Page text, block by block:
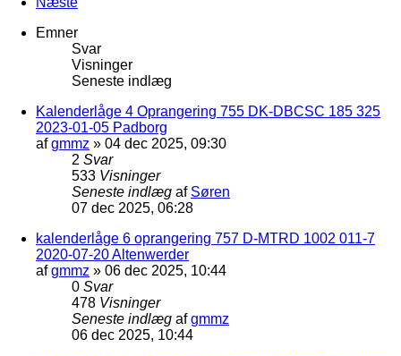
Emner
Svar
Visninger
Seneste indlæg
Kalenderlåge 4 Oprangering 755 DK-DBCSC 185 325
2023-01-05 Padborg
afgmmz » 04 dec 2025, 09:30
2 Svar
533 Visninger
Seneste indlæg af Søren
07 dec 2025, 06:28
kalenderlåge 6 oprangering 757 D-MTRD 1002 011-7
2020-07-20 Altenwerder
afgmmz » 06 dec 2025, 10:44
0 Svar
478 Visninger
Seneste indlæg afgmmz
06 dec 2025, 10:44